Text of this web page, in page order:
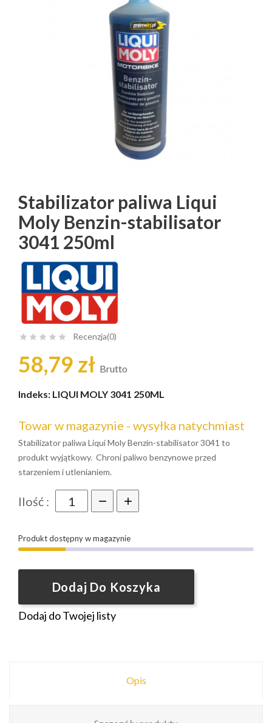
Stabilizator paliwa Liqui
Moly Benzin-stabilisator
3041 250ml
     Recenzja(0)
58,79 zł Brutto
Indeks: LIQUI MOLY 3041 250ML
Towar w magazynie - wysyłka natychmiast
Stabilizator paliwa Liqui Moly Benzin-stabilisator 3041 to
produkt wyjątkowy. Chroni paliwo benzynowe przed
starzeniem i utlenianiem.
Ilość :
Produkt dostępny w magazynie
Dodaj Do Koszyka
Dodaj do Twojej listy
Opis